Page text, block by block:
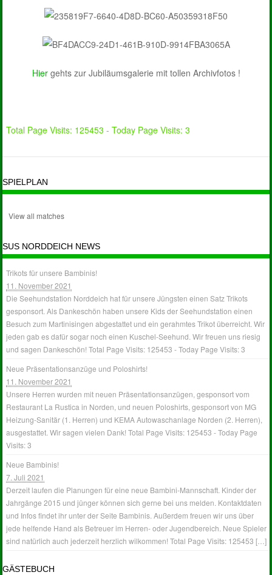
Hiergehts zur Jubiläumsgalerie mit tollen Archivfotos !
Total Page Visits: 125453 - Today Page Visits: 3
SPIELPLAN
View all matches
SUS NORDDEICH NEWS
Trikots für unsere Bambinis!
11. November 2021
Die Seehundstation Norddeich hat für unsere Jüngsten einen Satz Trikots
gesponsort. Als Dankeschön haben unsere Kids der Seehundstation einen
Besuch zum Martinisingen abgestattet und ein gerahmtes Trikot überreicht. Wir
jeden gab es dafür sogar noch einen Kuschel-Seehund. Wir freuen uns riesig
und sagen Dankeschön! Total Page Visits: 125453 - Today Page Visits: 3
Neue Präsentationsanzüge und Poloshirts!
11. November 2021
Unsere Herren wurden mit neuen Präsentationsanzügen, gesponsort vom
Restaurant La Rustica in Norden, und neuen Poloshirts, gesponsort von MG
Heizung-Sanitär (1. Herren) und KEMA Autowaschanlage Norden (2. Herren),
ausgestattet. Wir sagen vielen Dank! Total Page Visits: 125453 - Today Page
Visits: 3
Neue Bambinis!
7. Juli 2021
Derzeit laufen die Planungen für eine neue Bambini-Mannschaft. Kinder der
Jahrgänge 2015 und jünger können sich gerne bei uns melden. Kontaktdaten
und Infos findet ihr unter der Seite Bambinis. Außerdem freuen wir uns über
jede helfende Hand als Betreuer im Herren- oder Jugendbereich. Neue Spieler
sind natürlich auch jederzeit herzlich wilkommen! Total Page Visits: 125453 […]
GÄSTEBUCH